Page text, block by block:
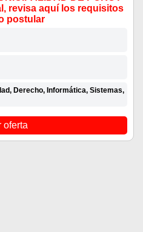
revisa aquí los requisitos
postular
Derecho, Informática, Sistemas,
oferta